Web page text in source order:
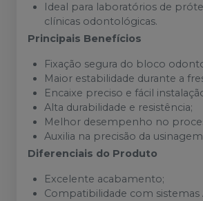
Ideal para laboratórios de
clínicas odontológicas.
Principais Benefícios
Fixação segura do bloco
Maior estabilidade durante a
Encaixe preciso e fácil
Alta durabilidade e resistência;
Melhor desempenho no
Auxilia na precisão da
Diferenciais do Produto
Excelente acabamento;
Compatibilidade com sistemas